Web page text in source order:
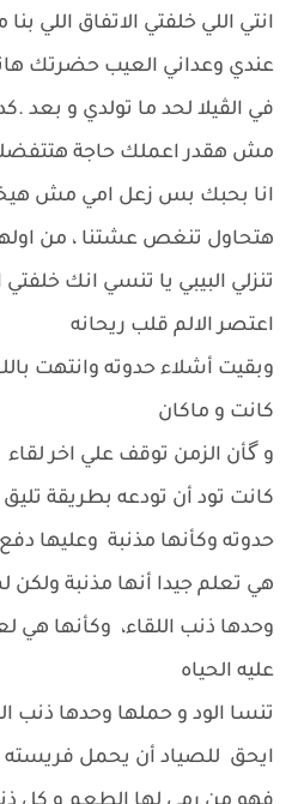
انتي اللي خلفتي الاتفاق اللي
عندي وعداني العيب حضرتك
في الڤيلا لحد ما تولدي و بعد
مش هقدر اعملك حاجة
انا بحبك بس زعل امي مش
هتحاول تنغص عشتنا ، من
تنزلي البيبي يا تنسي انك
اعتصر الالم قلب ريحانه
وبقيت أشلاء حدوته وانتهت
كانت و ماكان
و گأن الزمن توقف علي اخر لقاء
كانت تود أن تودعه بطريقة
حدوته وكأنها مذنبة وعليها دفع
هي تعلم جيدا أنها مذنبة ولكن
وحدها ذنب اللقاء، وكأنها هي
عليه الحياه
تنسا الود و حملها وحدها ذنب
ايحق للصياد أن يحمل فريسته